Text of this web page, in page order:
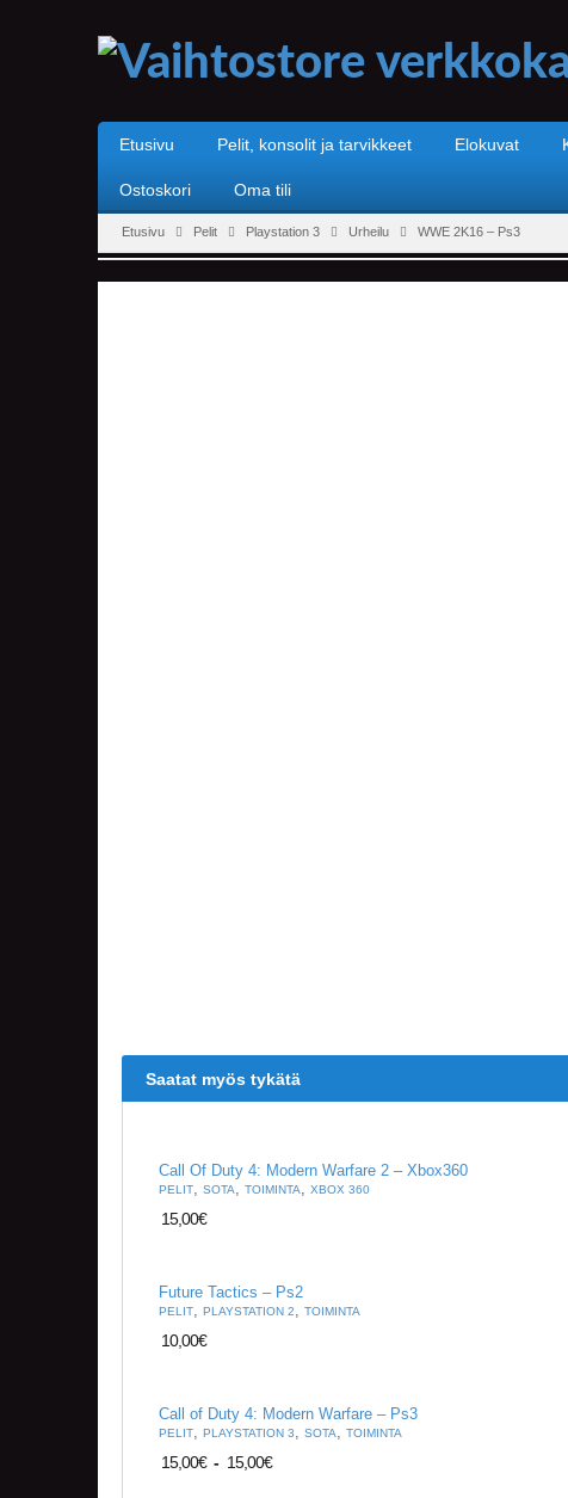
Etusivu Pelit, konsolit ja tarvikkeet Elokuvat
Ostoskori Oma tili
Etusivu Pelit Playstation 3 Urheilu WWE 2K16 – Ps3
Saatat myös tykätä
Call Of Duty 4: Modern Warfare 2 – Xbox360
PELIT, SOTA, TOIMINTA, XBOX 360
15,00€
Future Tactics – Ps2
PELIT, PLAYSTATION 2, TOIMINTA
10,00€
Call of Duty 4: Modern Warfare – Ps3
PELIT, PLAYSTATION 3, SOTA, TOIMINTA
15,00€ - 15,00€